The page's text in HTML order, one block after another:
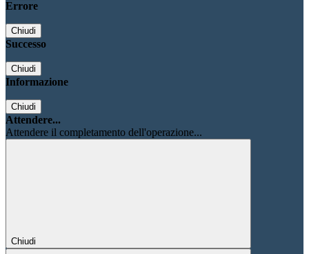
Errore
Chiudi
Successo
Chiudi
Informazione
Chiudi
Attendere...
Attendere il completamento dell'operazione...
Chiudi